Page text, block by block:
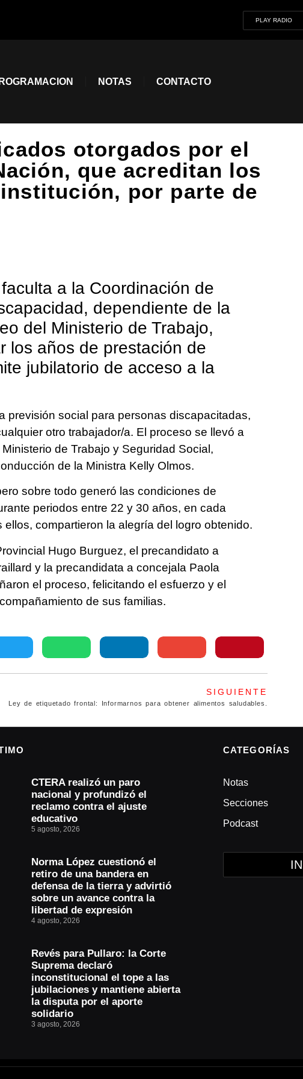
PLAY RADIO
NOTAS CONTACTO
otorgados por el
que acreditan los
por parte de
a la Coordinación de
dependiente de la
del Ministerio de Trabajo,
los años de prestación de
jubilatorio de acceso a la
previsión social para personas discapacitadas,
otro trabajador/a. El proceso se llevó a
de Trabajo y Seguridad Social,
de la Ministra Kelly Olmos.
sobre todo generó las condiciones de
periodos entre 22 y 30 años, en cada
compartieron la alegría del logro obtenido.
Hugo Burguez, el precandidato a
y la precandidata a concejala Paola
el proceso, felicitando el esfuerzo y el
de sus familias.
SIGUIENTE
Ley de etiquetado frontal: Informarnos para obtener alimentos saludables.
CTERA realizó un paro
nacional y profundizó el
reclamo contra el ajuste
educativo
5 agosto, 2026
Norma López cuestionó el
retiro de una bandera en
defensa de la tierra y advirtió
sobre un avance contra la
libertad de expresión
4 agosto, 2026
Revés para Pullaro: la Corte
Suprema declaró
inconstitucional el tope a las
jubilaciones y mantiene abierta
la disputa por el aporte
solidario
3 agosto, 2026
CATEGORÍAS
Notas
Secciones
Podcast